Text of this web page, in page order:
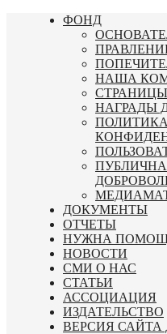
Перейти
ФОНД
НАША
НАГРАДЫ
ПОЛИТИКА
ДОКУМЕНТЫ
ОТЧЕТЫ
НУЖНА
НОВОСТИ
СМИ О НАС
СТАТЬИ
АССОЦИАЦИЯ
ИЗДАТЕЛЬСТВО
ВЕРСИЯ